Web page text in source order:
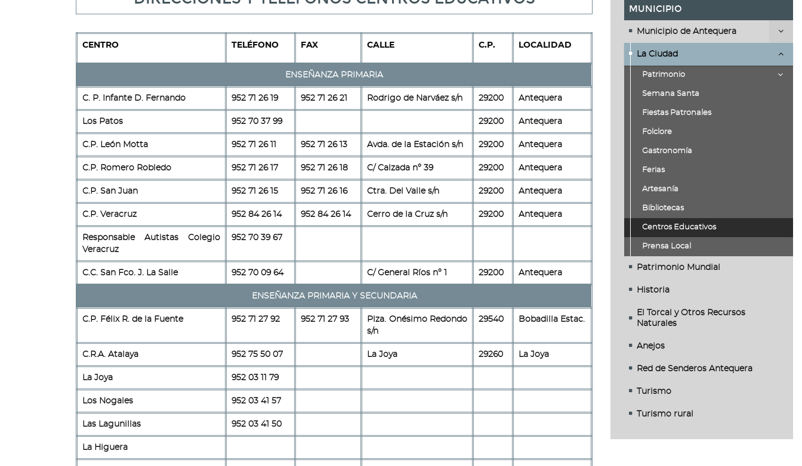
CENTRO TELÉFONO FAX CALLE C.P. LOCALIDAD
ENSEÑANZA PRIMARIA
C. P. Infante D. Fernando 952 71 26 19 952 71 26 21 Rodrigo de Narváez s/n 29200 Antequera
Los Patos 952 70 37 99 29200 Antequera
C.P. León Motta 952 71 26 11 952 71 26 13 Avda. de la Estación s/n 29200 Antequera
C.P. Romero Robledo 952 71 26 17 952 71 26 18 C/ Calzada nº 39 29200 Antequera
C.P. San Juan 952 71 26 15 952 71 26 16 Ctra. Del Valle s/n 29200 Antequera
C.P. Veracruz 952 84 26 14 952 84 26 14 Cerro de la Cruz s/n 29200 Antequera
Responsable Autistas Colegio
Veracruz
952 70 39 67
C.C. San Fco. J. La Salle 952 70 09 64 C/ General Ríos nº 1 29200 Antequera
ENSEÑANZA PRIMARIA Y SECUNDARIA
C.P. Félix R. de la Fuente 952 71 27 92 952 71 27 93
Plza. Onésimo Redondo
s/n
29540 Bobadilla Estac.
C.R.A. Atalaya 952 75 50 07 La Joya 29260 La Joya
La Joya 952 03 11 79
Los Nogales 952 03 41 57
Las Lagunillas 952 03 41 50
La Higuera
MUNICIPIO
Municipio de Antequera
La Ciudad
Patrimonio
Semana Santa
Fiestas Patronales
Folclore
Gastronomía
Ferias
Artesanía
Bibliotecas
Centros Educativos
Prensa Local
Patrimonio Mundial
Historia
El Torcal y Otros Recursos
Naturales
Anejos
Red de Senderos Antequera
Turismo
Turismo rural